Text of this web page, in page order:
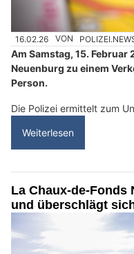
16.02.26 VON
Am Samstag, 15. Februar
Neuenburg zu einem
Person.
Die Polizei ermittelt zum
Weiterlesen
La Chaux-de-Fonds
und überschlägt